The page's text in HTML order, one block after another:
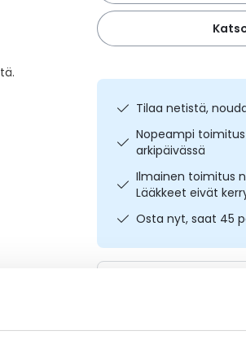
Tilaa netistä,
Nopeampi toimitus
arkipäivässä
Ilmainen toimitus
Lääkkeet eivät
Osta nyt, saat 45
Lääkkeillä ja